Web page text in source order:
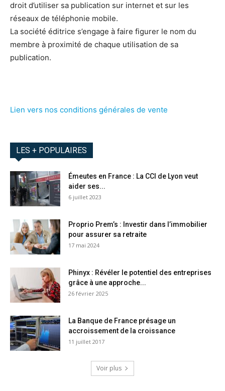
droit d’utiliser sa publication sur internet et sur les
réseaux de téléphonie mobile.
La société éditrice s’engage à faire figurer le nom du
membre à proximité de chaque utilisation de sa
publication.
Lien vers nos conditions générales de vente
LES + POPULAIRES
Émeutes en France : La CCI de Lyon veut
aider ses...
6 juillet 2023
Proprio Prem’s : Investir dans l’immobilier
pour assurer sa retraite
17 mai 2024
Phinyx : Révéler le potentiel des entreprises
grâce à une approche...
26 février 2025
La Banque de France présage un
accroissement de la croissance
11 juillet 2017
Voir plus